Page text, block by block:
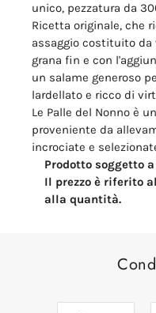
unico, pezzatura da
Ricetta originale, che
assaggio costituito
grana fin e con
un salame generoso
lardellato e ricco di
Le Palle del Nonno è
proveniente da
incrociate e
Prodotto soggetto
Il prezzo è riferito
alla quantità.